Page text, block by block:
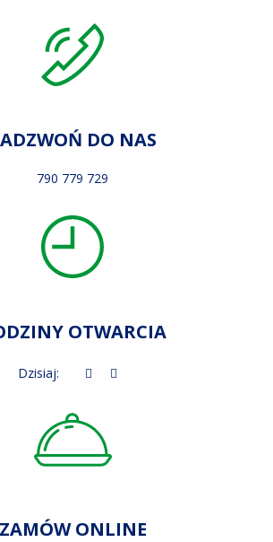
DO NAS
790 779 729
OTWARCIA
Dzisiaj:
ZAMÓW ONLINE